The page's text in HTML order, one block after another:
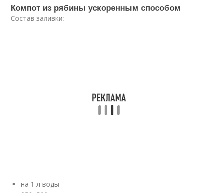
Компот из рябины ускоренным способом
Состав заливки:
на 1 л воды